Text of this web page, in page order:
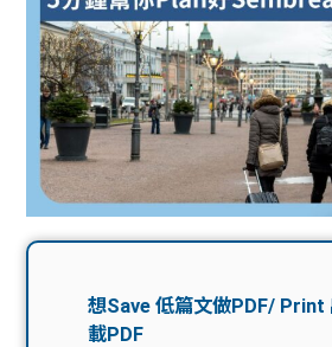
故事
分享
大學
生學
搵工
Gui
de
nce
校園
贊助
我們